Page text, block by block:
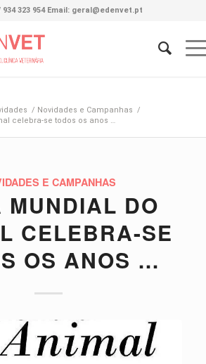
934 323 954 Email: geral@edenvet.pt
/ Novidades e Campanhas /
celebra-se todos os anos …
E CAMPANHAS
MUNDIAL DO
CELEBRA-SE
OS ANOS …